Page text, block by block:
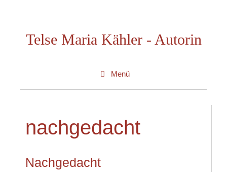
springenTelse Maria Kähler - Autorin
Menü
nachgedacht
Nachgedacht